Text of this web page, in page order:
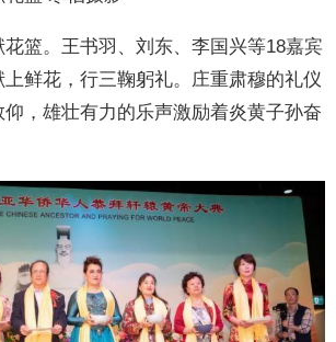
篮。王书羽、刘东、李国兴等18嘉宾
鲜花，行三鞠躬礼。庄重肃穆的礼仪
，雄壮有力的乐声激励着炎黄子孙奋